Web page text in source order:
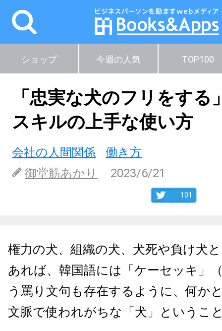
ショップ 今週の人気 TOP100
「忠実な犬のフリをする
スキルの上手な使い方
会社の人間関係
働き方
御堂筋あかり
2023/6/21
101
権力の犬、組織の犬、犬死や負け犬
あれば、韓国語には「ケーセッキ」
う罵り文句も存在するように、何か
文脈で使われがちな「犬」というこ